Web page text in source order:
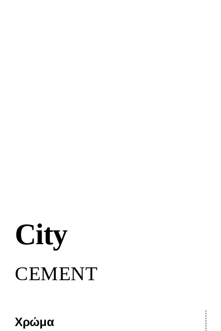
City
CEMENT
Χρώμα